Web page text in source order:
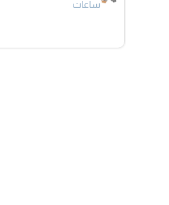
ساعات